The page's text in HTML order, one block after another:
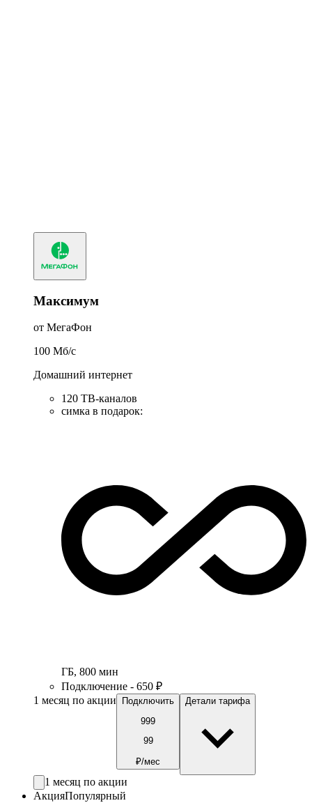
Максимум
от МегаФон
100 Мб/c
Домашний интернет
120 ТВ-каналов
симка в подарок:
ГБ, 800 мин
Подключение - 650 ₽
1 месяц по акции
Подключить
999
99
₽/мес
Детали тарифа
1 месяц по акции
АкцияПопулярный